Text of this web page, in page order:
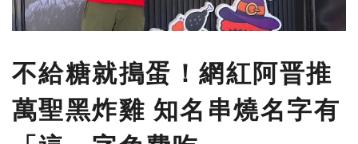
不給糖就搗蛋！網紅阿晋推
萬聖黑炸雞 知名串燒名字有